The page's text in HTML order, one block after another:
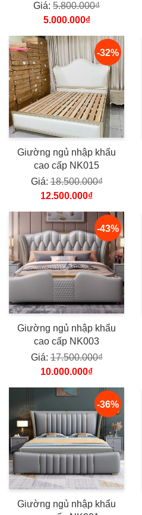
Giá: 5.800.000₫
5.000.000₫
-32%
Giường ngủ nhập khẩu
cao cấp NK015
Giá:18.500.000₫
12.500.000₫
-43%
Giường ngủ nhập khẩu
cao cấp NK003
Giá:17.500.000₫
10.000.000₫
-36%
Giường ngủ nhập khẩu